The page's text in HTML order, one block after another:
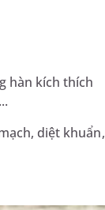
hàn kích thích
diệt khuẩn,